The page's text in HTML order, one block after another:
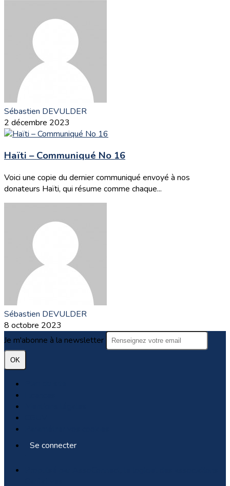
Sébastien DEVULDER
2 décembre 2023
Haïti – Communiqué No 16
Voici une copie du dernier communiqué envoyé à nos
donateurs Haïti, qui résume comme chaque...
Sébastien DEVULDER
8 octobre 2023
Je m'abonne à la newsletter
OK
Se connecter